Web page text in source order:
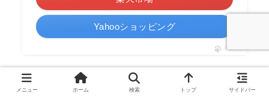
Yahooショッピング
ポチップ
「カリタ ネクストG」と「カリタ ネクストG2」の違い
メニュー ホーム 検索 トップ サイドバー